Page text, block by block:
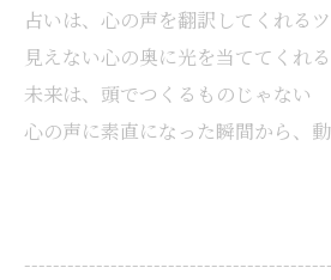
占いは、心の声を翻訳してくれる
見えない心の奥に光を当ててくれる
未来は、頭でつくるものじゃない
心の声に素直になった瞬間から、